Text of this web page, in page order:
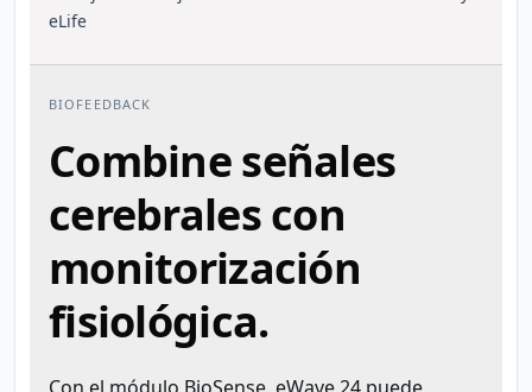
BIOFEEDBACK
Combine señales
cerebrales con
monitorización
fisiológica.